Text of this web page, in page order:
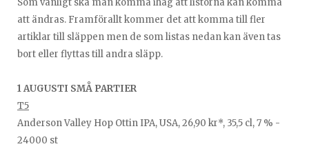
Som vanligt ska man komma ihåg att listorna kan komma
att ändras. Framförallt kommer det att komma till fler
artiklar till släppen men de som listas nedan kan även tas
bort eller flyttas till andra släpp.
1 AUGUSTI SMÅ PARTIER
T5
Anderson Valley Hop Ottin IPA, USA, 26,90 kr*, 35,5 cl, 7 % -
24000 st